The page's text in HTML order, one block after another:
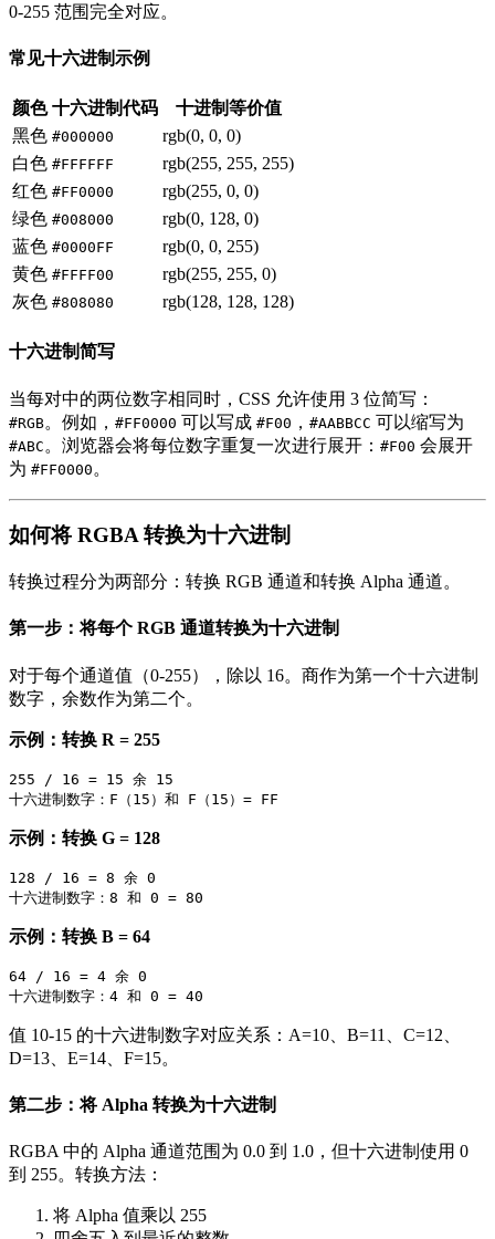
0-255 范围完全对应。
常见十六进制示例
颜色 十六进制代码
十进制等价值
黑色 #000000
rgb(0, 0, 0)
白色 #FFFFFF
rgb(255, 255, 255)
红色 #FF0000
rgb(255, 0, 0)
绿色 #008000
rgb(0, 128, 0)
蓝色 #0000FF
rgb(0, 0, 255)
黄色 #FFFF00
rgb(255, 255, 0)
灰色 #808080 rgb(128, 128, 128)
十六进制简写
当每对中的两位数字相同时，CSS 允许使用 3 位简写：
#RGB。例如， #FF0000 可以写成 #F00 ， #AABBCC 可以缩写为
#ABC 。浏览器会将每位数字重复一次进行展开： #F00 会展开
为 #FF0000 。
如何将 RGBA 转换为十六进制
转换过程分为两部分：转换 RGB 通道和转换 Alpha 通道。
第一步：将每个 RGB 通道转换为十六进制
对于每个通道值（0-255），除以 16。商作为第一个十六进制
数字，余数作为第二个。
示例：转换 R = 255
255 / 16 = 15 余 15
示例：转换 G = 128
128 / 16 = 8 余 0
示例：转换 B = 64
64 / 16 = 4 余 0
值 10-15 的十六进制数字对应关系：A=10、B=11、C=12、
D=13、E=14、F=15。
第二步：将 Alpha 转换为十六进制
RGBA 中的 Alpha 通道范围为 0.0 到 1.0，但十六进制使用 0
到 255。转换方法：
将 Alpha 值乘以 255